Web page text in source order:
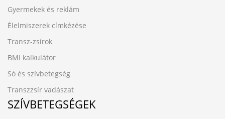
Gyermekek és reklám
Élelmiszerek címkézése
Transz-zsírok
BMI kalkulátor
Só és szívbetegség
Transzzsír vadászat
SZÍVBETEGSÉGEK